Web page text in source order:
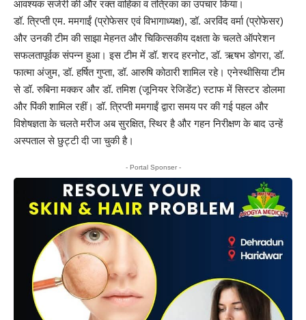
आवश्यक सर्जरी की और रक्त वाहिका व तंत्रिका का उपचार किया।
डॉ. त्रिप्ती एम. ममगाईं (प्रोफेसर एवं विभागाध्यक्ष), डॉ. अरविंद वर्मा (प्रोफेसर)
और उनकी टीम की साझा मेहनत और चिकित्सकीय दक्षता के चलते ऑपरेशन
सफलतापूर्वक संपन्न हुआ। इस टीम में डॉ. शरद हरनोट, डॉ. ऋषभ डोगरा, डॉ.
फात्मा अंजुम, डॉ. हर्षित गुप्ता, डॉ. आरुषि कोठारी शामिल रहे। एनेस्थीसिया टीम
से डॉ. रुबिना मक्कर और डॉ. तमिश (जूनियर रेजिडेंट) स्टाफ में सिस्टर डोलमा
और पिंकी शामिल रहीं। डॉ. त्रिप्ती ममगाईं द्वारा समय पर की गई पहल और
विशेषज्ञता के चलते मरीज अब सुरक्षित, स्थिर है और गहन निरीक्षण के बाद उन्हें
अस्पताल से छुट्टी दी जा चुकी है।
- Portal Sponser -